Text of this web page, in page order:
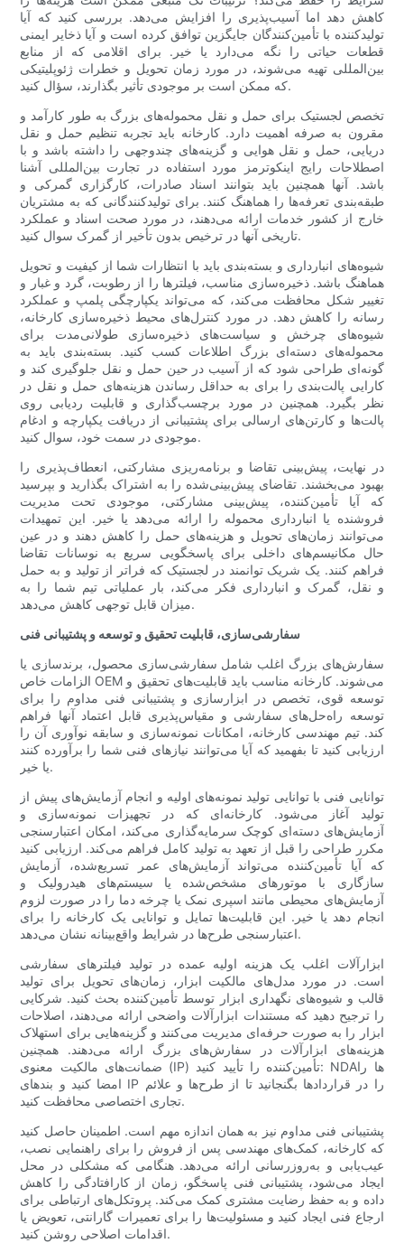
کاهش دهد اما آسیب‌پذیری را افزایش می‌دهد. بررسی کنید که آیا
تولیدکننده با تأمین‌کنندگان جایگزین توافق کرده است و آیا ذخایر ایمنی
قطعات حیاتی را نگه می‌دارد یا خیر. برای اقلامی که از منابع
بین‌المللی تهیه می‌شوند، در مورد زمان تحویل و خطرات ژئوپلیتیکی
که ممکن است بر موجودی تأثیر بگذارند، سؤال کنید.
تخصص لجستیک برای حمل و نقل محموله‌های بزرگ به طور کارآمد و
مقرون به صرفه اهمیت دارد. کارخانه باید تجربه تنظیم حمل و نقل
دریایی، حمل و نقل هوایی و گزینه‌های چندوجهی را داشته باشد و با
اصطلاحات رایج اینکوترمز مورد استفاده در تجارت بین‌المللی آشنا
باشد. آنها همچنین باید بتوانند اسناد صادرات، کارگزاری گمرکی و
طبقه‌بندی تعرفه‌ها را هماهنگ کنند. برای تولیدکنندگانی که به مشتریان
خارج از کشور خدمات ارائه می‌دهند، در مورد صحت اسناد و عملکرد
تاریخی آنها در ترخیص بدون تأخیر از گمرک سوال کنید.
شیوه‌های انبارداری و بسته‌بندی باید با انتظارات شما از کیفیت و تحویل
هماهنگ باشد. ذخیره‌سازی مناسب، فیلترها را از رطوبت، گرد و غبار و
تغییر شکل محافظت می‌کند، که می‌تواند یکپارچگی پلمپ و عملکرد
رسانه را کاهش دهد. در مورد کنترل‌های محیط ذخیره‌سازی کارخانه،
شیوه‌های چرخش و سیاست‌های ذخیره‌سازی طولانی‌مدت برای
محموله‌های دسته‌ای بزرگ اطلاعات کسب کنید. بسته‌بندی باید به
گونه‌ای طراحی شود که از آسیب در حین حمل و نقل جلوگیری کند و
کارایی پالت‌بندی را برای به حداقل رساندن هزینه‌های حمل و نقل در
نظر بگیرد. همچنین در مورد برچسب‌گذاری و قابلیت ردیابی روی
پالت‌ها و کارتن‌های ارسالی برای پشتیبانی از دریافت یکپارچه و ادغام
موجودی در سمت خود، سوال کنید.
در نهایت، پیش‌بینی تقاضا و برنامه‌ریزی مشارکتی، انعطاف‌پذیری را
بهبود می‌بخشند. تقاضای پیش‌بینی‌شده را به اشتراک بگذارید و بپرسید
که آیا تأمین‌کننده، پیش‌بینی مشارکتی، موجودی تحت مدیریت
فروشنده یا انبارداری محموله را ارائه می‌دهد یا خیر. این تمهیدات
می‌توانند زمان‌های تحویل و هزینه‌های حمل را کاهش دهند و در عین
حال مکانیسم‌های داخلی برای پاسخگویی سریع به نوسانات تقاضا
فراهم کنند. یک شریک توانمند در لجستیک که فراتر از تولید و به حمل
و نقل، گمرک و انبارداری فکر می‌کند، بار عملیاتی تیم شما را به
میزان قابل توجهی کاهش می‌دهد.
سفارشی‌سازی، قابلیت تحقیق و توسعه و پشتیبانی فنی
سفارش‌های بزرگ اغلب شامل سفارشی‌سازی محصول، برندسازی یا
الزامات خاص OEM می‌شوند. کارخانه مناسب باید قابلیت‌های تحقیق و
توسعه قوی، تخصص در ابزارسازی و پشتیبانی فنی مداوم را برای
توسعه راه‌حل‌های سفارشی و مقیاس‌پذیری قابل اعتماد آنها فراهم
کند. تیم مهندسی کارخانه، امکانات نمونه‌سازی و سابقه نوآوری آن را
ارزیابی کنید تا بفهمید که آیا می‌توانند نیازهای فنی شما را برآورده کنند
یا خیر.
توانایی فنی با توانایی تولید نمونه‌های اولیه و انجام آزمایش‌های پیش از
تولید آغاز می‌شود. کارخانه‌ای که در تجهیزات نمونه‌سازی و
آزمایش‌های دسته‌ای کوچک سرمایه‌گذاری می‌کند، امکان اعتبارسنجی
مکرر طراحی را قبل از تعهد به تولید کامل فراهم می‌کند. ارزیابی کنید
که آیا تأمین‌کننده می‌تواند آزمایش‌های عمر تسریع‌شده، آزمایش
سازگاری با موتورهای مشخص‌شده یا سیستم‌های هیدرولیک و
آزمایش‌های محیطی مانند اسپری نمک یا چرخه دما را در صورت لزوم
انجام دهد یا خیر. این قابلیت‌ها تمایل و توانایی یک کارخانه را برای
اعتبارسنجی طرح‌ها در شرایط واقع‌بینانه نشان می‌دهد.
ابزارآلات اغلب یک هزینه اولیه عمده در تولید فیلترهای سفارشی
است. در مورد مدل‌های مالکیت ابزار، زمان‌های تحویل برای تولید
قالب و شیوه‌های نگهداری ابزار توسط تأمین‌کننده بحث کنید. شرکایی
را ترجیح دهید که مستندات ابزارآلات واضحی ارائه می‌دهند، اصلاحات
ابزار را به صورت حرفه‌ای مدیریت می‌کنند و گزینه‌هایی برای استهلاک
هزینه‌های ابزارآلات در سفارش‌های بزرگ ارائه می‌دهند. همچنین
ضمانت‌های مالکیت معنوی (IP) تأمین‌کننده را تأیید کنید: NDAها را
امضا کنید و بندهای IP را در قراردادها بگنجانید تا از طرح‌ها و علائم
تجاری اختصاصی محافظت کنید.
پشتیبانی فنی مداوم نیز به همان اندازه مهم است. اطمینان حاصل کنید
که کارخانه، کمک‌های مهندسی پس از فروش را برای راهنمایی نصب،
عیب‌یابی و به‌روزرسانی ارائه می‌دهد. هنگامی که مشکلی در محل
ایجاد می‌شود، پشتیبانی فنی پاسخگو، زمان از کارافتادگی را کاهش
داده و به حفظ رضایت مشتری کمک می‌کند. پروتکل‌های ارتباطی برای
ارجاع فنی ایجاد کنید و مسئولیت‌ها را برای تعمیرات گارانتی، تعویض یا
اقدامات اصلاحی روشن کنید.